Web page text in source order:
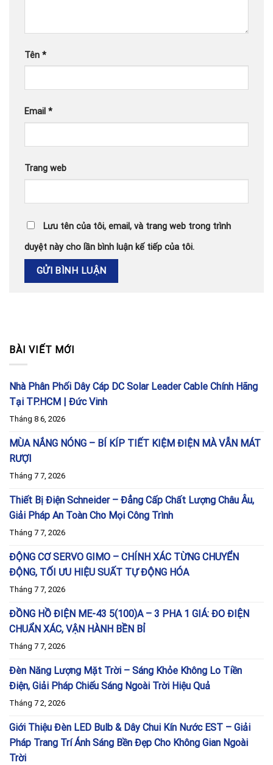
Tên *
Email *
Trang web
Lưu tên của tôi, email, và trang web trong trình
duyệt này cho lần bình luận kế tiếp của tôi.
BÀI VIẾT MỚI
Nhà Phân Phối Dây Cáp DC Solar Leader Cable Chính Hãng
Tại TP.HCM | Đức Vinh
Tháng 8 6, 2026
MÙA NẮNG NÓNG – BÍ KÍP TIẾT KIỆM ĐIỆN MÀ VẪN MÁT
RƯỢI
Tháng 7 7, 2026
Thiết Bị Điện Schneider – Đẳng Cấp Chất Lượng Châu Âu,
Giải Pháp An Toàn Cho Mọi Công Trình
Tháng 7 7, 2026
ĐỘNG CƠ SERVO GIMO – CHÍNH XÁC TỪNG CHUYỂN
ĐỘNG, TỐI ƯU HIỆU SUẤT TỰ ĐỘNG HÓA
Tháng 7 7, 2026
ĐỒNG HỒ ĐIỆN ME-43 5(100)A – 3 PHA 1 GIÁ: ĐO ĐIỆN
CHUẨN XÁC, VẬN HÀNH BỀN BỈ
Tháng 7 7, 2026
Đèn Năng Lượng Mặt Trời – Sáng Khỏe Không Lo Tiền
Điện, Giải Pháp Chiếu Sáng Ngoài Trời Hiệu Quả
Tháng 7 2, 2026
Giới Thiệu Đèn LED Bulb & Dây Chui Kín Nước EST – Giải
Pháp Trang Trí Ánh Sáng Bền Đẹp Cho Không Gian Ngoài
Trời